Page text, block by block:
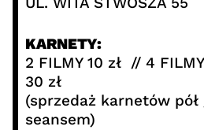
KARNETY:
2 FILMY 10 zł // 4
30 zł
(sprzedaż karnetów
seansem)